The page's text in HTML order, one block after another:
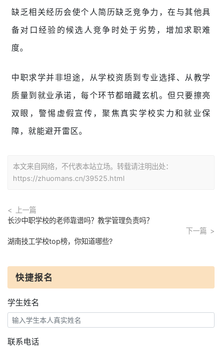
缺乏相关经历会使个人简历缺乏竞争力，在与其他具
备对口经验的候选人竞争时处于劣势，增加求职难
度。
中职求学并非坦途，从学校资质到专业选择、从教学
质量到就业承诺，每个环节都暗藏玄机。但只要擦亮
双眼，警惕虚假宣传，聚焦真实学校实力和就业保
障，就能避开雷区。
本文来自网络，不代表本站立场。转载请注明出处：
https://zhuomans.cn/39525.html
上一篇
长沙中职学校的老师靠谱吗？教学管理负责吗？
下一篇
湖南技工学校top榜，你知道哪些?
快捷报名
学生姓名
联系电话